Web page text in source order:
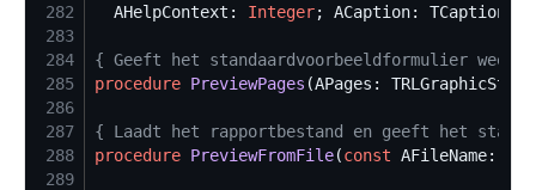
282
  AHelpContext:
Integer
283
284
{ Geeft het standaardvoorbeeldformulier weer
285
procedure PreviewPages
286
287
{ Laadt het rapportbestand en geeft het
288
procedure PreviewFromFile(const AFileName:
289